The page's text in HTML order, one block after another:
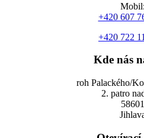
Mobil:
+420 607
+420 722
Kde nás
roh Palackého/
2. patro
58601